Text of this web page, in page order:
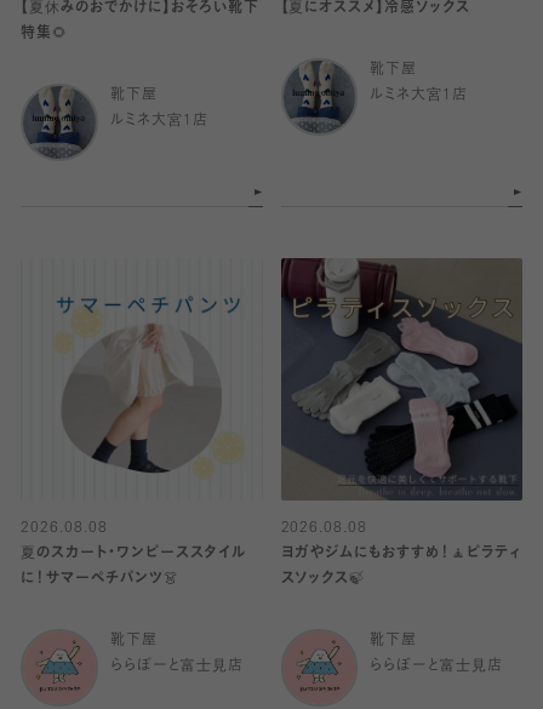
【夏休みのおでかけに】おそろい靴下
特集🌻
靴下屋
ルミネ大宮1店
【夏にオススメ】冷感ソックス
靴下屋
ルミネ大宮1店
2026.08.08
夏のスカート・ワンピーススタイル
に！サマーペチパンツ👗
靴下屋
ららぽーと富士見店
2026.08.08
ヨガやジムにもおすすめ！🧘ピラティ
スソックス🍃
靴下屋
ららぽーと富士見店